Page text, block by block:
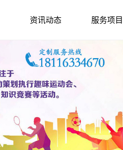
资讯动态 服务项目